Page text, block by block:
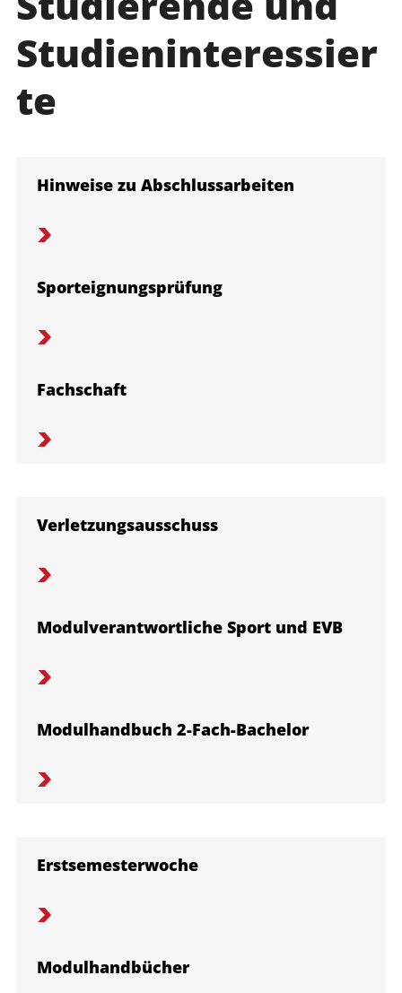
Studieninteressier
te
Hinweise zu Abschlussarbeiten
Sporteignungsprüfung
Fachschaft
Verletzungsausschuss
Modulverantwortliche Sport und EVB
Modulhandbuch 2-Fach-Bachelor
Erstsemesterwoche
Modulhandbücher